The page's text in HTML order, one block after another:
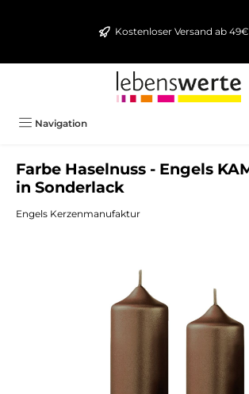
Kostenloser Versand ab
Navigation
Farbe Haselnuss - Engels
in Sonderlack
Engels Kerzenmanufaktur